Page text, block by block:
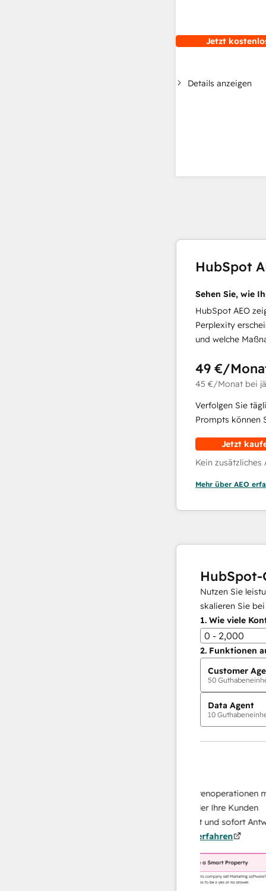
Jetzt
Details anzeigen
HubSpot
Sehen Sie, wie
HubSpot AEO
Perplexity
und welche
49 €/
45 €/Monat bei
Verfolgen Sie
Prompts können
Jetzt
Kein
Mehr über AEO
HubSpot-
Nutzen Sie
skalieren Sie
1. Wie viele
0 - 2,000
2. Funktionen
Customer
50
Data Agent
10
Skalieren Sie Ihrer Datenoperationen mit
KI-gestützten Agent, der Ihre Kunden
recherchiert, analysiert und sofort
Mehr erfahren